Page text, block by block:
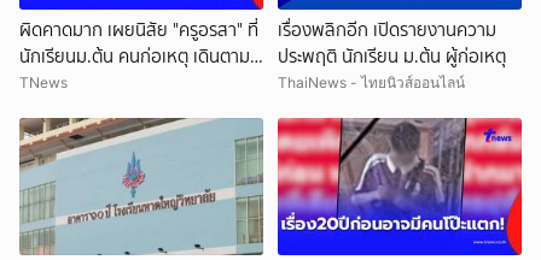
ผิดคาดมาก เผยนิสัย "ครูอรสา" ที่
นักเรียนม.ต้น คนก่อเหตุ เดินตาม
หา
TNews
เรื่องพลิกอีก เปิดรายงานความ
ประพฤติ นักเรียน ม.ต้น ผู้ก่อเหตุ
ThaiNews - ไทยนิวส์ออนไลน์